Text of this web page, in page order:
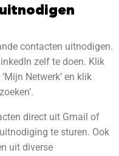
contacten uitnodigen.
zelf te doen. Klik
Netwerk’ en klik
direct uit Gmail of
te sturen. Ook
uit diverse